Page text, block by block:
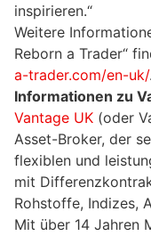
inspirieren.“
Weitere
Reborn a Trader“
a-trader.com/en-uk/.
Informationen zu
Vantage UK (oder
Asset-Broker, der
flexiblen und
mit
Rohstoffe, Indizes,
Mit über 14 Jahren